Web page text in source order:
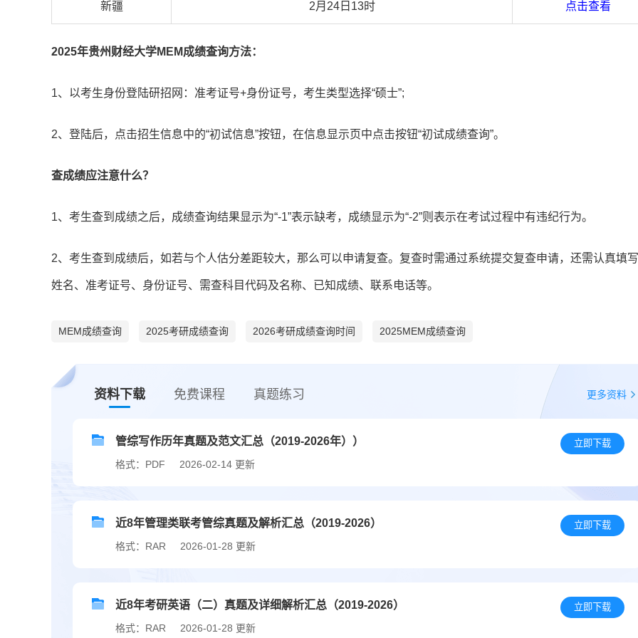
新疆 2月24日13时 点击查看
2025年贵州财经大学MEM成绩查询方法：
1、以考生身份登陆研招网：准考证号+身份证号，考生类型选择“硕士”;
2、登陆后，点击招生信息中的“初试信息”按钮，在信息显示页中点击按钮“初试成绩查询”。
查成绩应注意什么？
1、考生查到成绩之后，成绩查询结果显示为“-1”表示缺考，成绩显示为“-2”则表示在考试过程中有违纪行为。
2、考生查到成绩后，如若与个人估分差距较大，那么可以申请复查。复查时需通过系统提交复查申请，还需认真填
姓名、准考证号、身份证号、需查科目代码及名称、已知成绩、联系电话等。
MEM成绩查询 2025考研成绩查询 2026考研成绩查询时间 2025MEM成绩查询
资料下载 免费课程 真题练习 更多资料
管综写作历年真题及范文汇总（2019-2026年））
格式：PDF 2026-02-14 更新
立即下载
近8年管理类联考管综真题及解析汇总（2019-2026）
格式：RAR 2026-01-28 更新
立即下载
近8年考研英语（二）真题及详细解析汇总（2019-2026）
格式：RAR 2026-01-28 更新
立即下载